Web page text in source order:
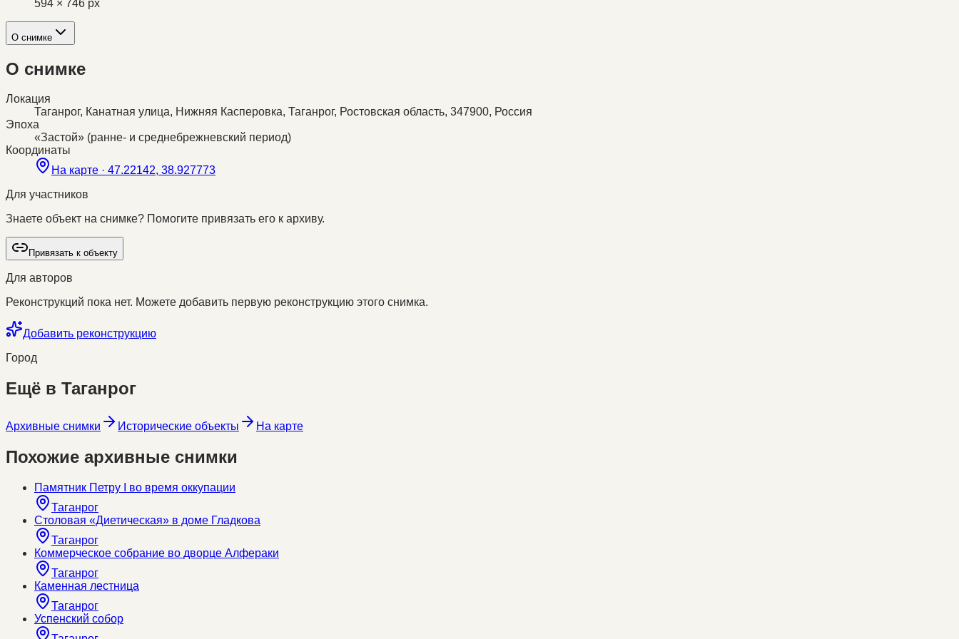
594 × 746 px
О снимке
О снимке
Локация
Таганрог, Канатная улица, Нижняя Касперовка, Таганрог, Ростовская область, 347900, Россия
Эпоха
«Застой» (ранне- и среднебрежневский период)
Координаты
На карте · 47.22142, 38.927773
Для участников
Знаете объект на снимке? Помогите привязать его к архиву.
Привязать к объекту
Для авторов
Реконструкций пока нет. Можете добавить первую реконструкцию этого снимка.
Добавить реконструкцию
Город
Ещё в Таганрог
Архивные снимки Исторические объекты На карте
Похожие архивные снимки
Памятник Петру I во время оккупации
Таганрог
Столовая «Диетическая» в доме Гладкова
Таганрог
Коммерческое собрание во дворце Алфераки
Таганрог
Каменная лестница
Таганрог
Успенский собор